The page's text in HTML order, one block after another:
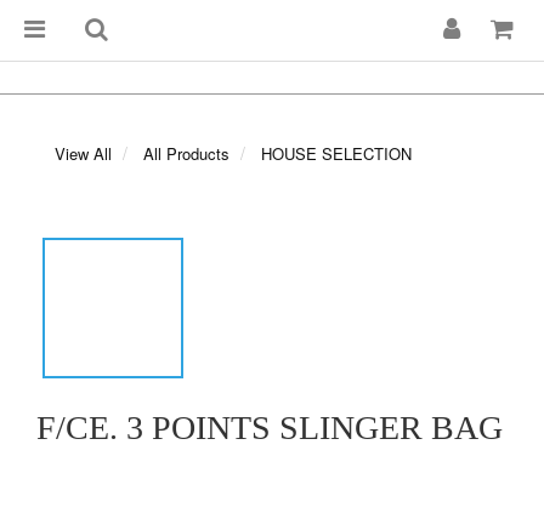
View All All Products HOUSE SELECTION
F/CE. 3 POINTS SLINGER BAG